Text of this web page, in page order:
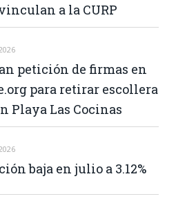
a la CURP
petición de firmas en
para retirar escollera
Playa Las Cocinas
baja en julio a 3.12%